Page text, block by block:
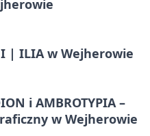
| ILIA w Wejherowie
i AMBROTYPIA –
w Wejherowie